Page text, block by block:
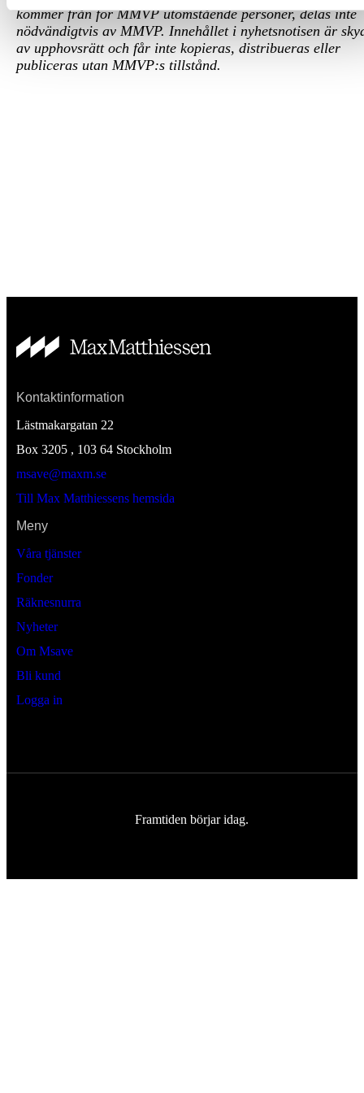
kommer från för MMVP utomstående personer, delas inte
nödvändigtvis av MMVP. Innehållet i nyhetsnotisen är
av upphovsrätt och får inte kopieras, distribueras eller
publiceras utan MMVP:s tillstånd.
Kontaktinformation
Lästmakargatan 22
Box 3205 , 103 64 Stockholm
msave@maxm.se
Till Max Matthiessens hemsida
Meny
Våra tjänster
Fonder
Räknesnurra
Nyheter
Om Msave
Bli kund
Logga in
Framtiden börjar idag.